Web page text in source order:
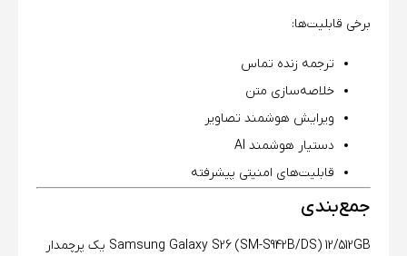
برخی قابلیت‌ها:
ترجمه زنده تماس
خلاصه‌سازی متن
ویرایش هوشمند تصاویر
دستیار هوشمند AI
قابلیت‌های امنیتی پیشرفته
جمع‌بندی
Samsung Galaxy S26 (SM-S942B/DS) 12/512GB یک پرچمدار